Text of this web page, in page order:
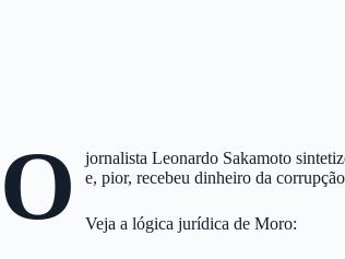
O
jornalista Leonardo Sakamoto
e, pior, recebeu dinheiro da
Veja a lógica jurídica de Moro: